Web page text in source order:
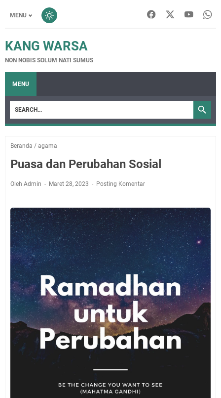
MENU
KANG WARSA
NON NOBIS SOLUM NATI SUMUS
MENU
Beranda / agama
Puasa dan Perubahan Sosial
Oleh Admin Maret 28, 2023 Posting Komentar